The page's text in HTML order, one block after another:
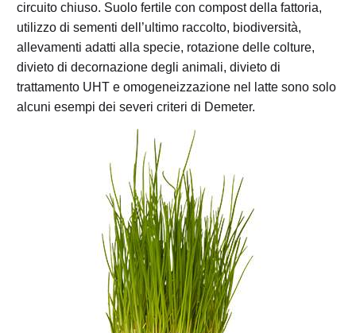
circuito chiuso. Suolo fertile con compost della fattoria,
utilizzo di sementi dell’ultimo raccolto, biodiversità,
allevamenti adatti alla specie, rotazione delle colture,
divieto di decornazione degli animali, divieto di
trattamento UHT e omogeneizzazione nel latte sono solo
alcuni esempi dei severi criteri di Demeter.